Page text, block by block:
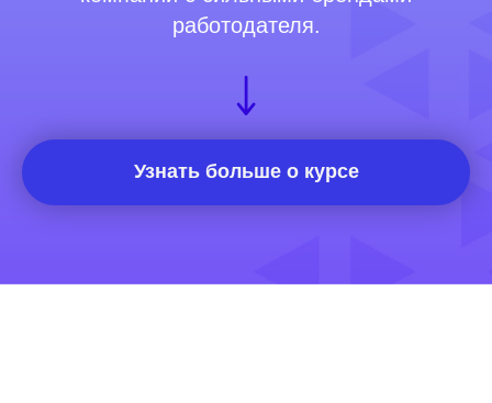
работодателя.
Узнать больше о курсе
Ⓒ 2026 Онлайн-школа topcareer Помогаем
Проект реализуется при грантовой
поддержке Фонда «Сколково»